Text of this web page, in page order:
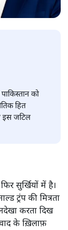
को
हित
इस जटिल
सुर्खियों में है।
ट्रंप की मित्रता
करता दिख
के ख़िलाफ़